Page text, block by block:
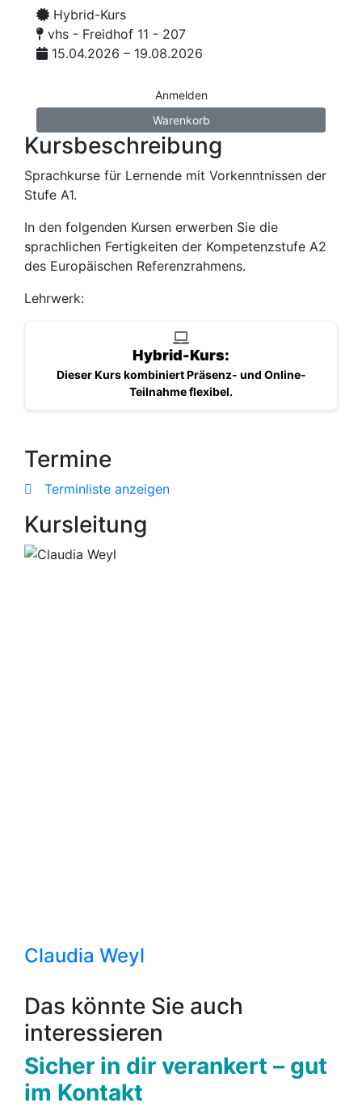
Hybrid-Kurs
vhs - Freidhof 11 - 207
15.04.2026 – 19.08.2026
Anmelden
Warenkorb
Kursbeschreibung
Sprachkurse für Lernende mit Vorkenntnissen der
Stufe A1.
In den folgenden Kursen erwerben Sie die
sprachlichen Fertigkeiten der Kompetenzstufe A2
des Europäischen Referenzrahmens.
Lehrwerk:
Hybrid-Kurs:
Dieser Kurs kombiniert Präsenz- und Online-
Teilnahme flexibel.
Termine
Terminliste anzeigen
Kursleitung
Claudia Weyl
Das könnte Sie auch
interessieren
Sicher in dir verankert – gut
im Kontakt